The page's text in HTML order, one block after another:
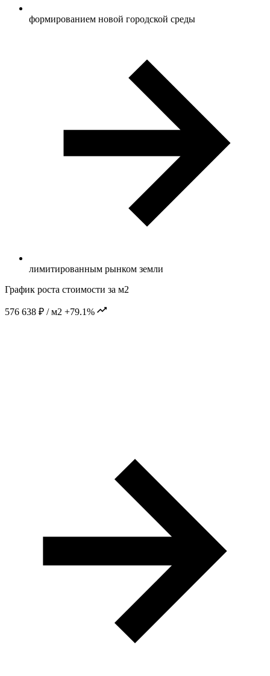
формированием новой городской среды
лимитированным рынком земли
График роста стоимости за м2
576 638 ₽ / м2 +79.1%